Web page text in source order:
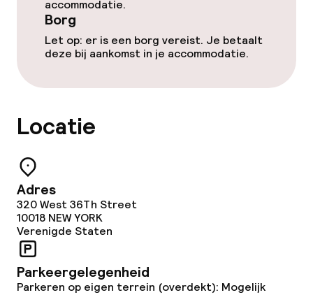
Overal rookvrij
accommodatie.
Borg
Let op: er is een borg vereist. Je betaalt
deze bij aankomst in je accommodatie.
Locatie
Adres
320 West 36Th Street
10018 NEW YORK
Verenigde Staten
Parkeergelegenheid
Parkeren op eigen terrein (overdekt): Mogelijk